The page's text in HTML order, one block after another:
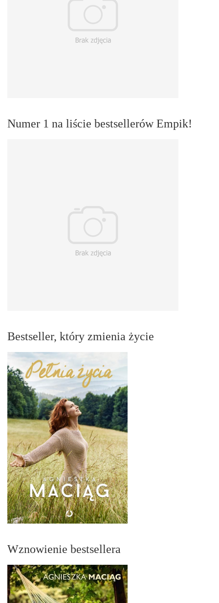
Numer 1 na liście bestsellerów Empik!
Bestseller, który zmienia życie
Wznowienie bestsellera